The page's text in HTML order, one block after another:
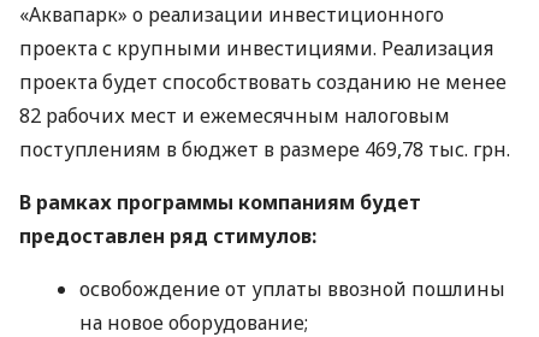
«Аквапарк» о реализации инвестиционного
проекта с крупными инвестициями. Реализация
проекта будет способствовать созданию не менее
82 рабочих мест и ежемесячным налоговым
поступлениям в бюджет в размере 469,78 тыс. грн.
В рамках программы компаниям будет
предоставлен ряд стимулов:
освобождение от уплаты ввозной пошлины
на новое оборудование;